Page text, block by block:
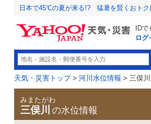
日本で45℃の夏が来る!? 猛暑を賢くおトク
ID
ログ
天気・災害トップ> 河川水位情報 > 三俣川
みまたがわ
三俣川 の水位情報